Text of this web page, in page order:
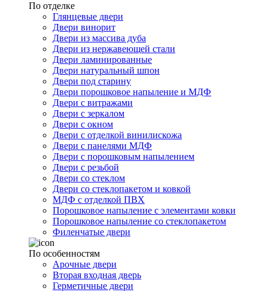
По отделке
Глянцевые двери
Двери винорит
Двери из массива дуба
Двери из нержавеющей стали
Двери ламинированные
Двери натуральный шпон
Двери под старину
Двери порошковое напыление и МДФ
Двери с витражами
Двери с зеркалом
Двери с окном
Двери с отделкой винилискожа
Двери с панелями МДФ
Двери с порошковым напылением
Двери с резьбой
Двери со стеклом
Двери со стеклопакетом и ковкой
МДФ с отделкой ПВХ
Порошковое напыление с элементами ковки
Порошковое напыление со стеклопакетом
Филенчатые двери
По особенностям
Арочные двери
Вторая входная дверь
Герметичные двери